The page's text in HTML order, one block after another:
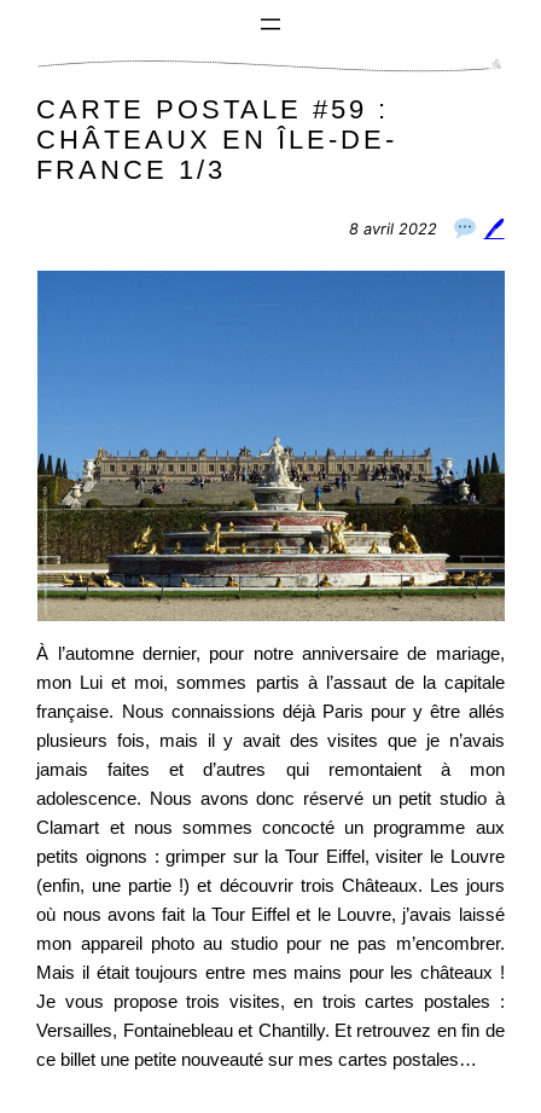
CARTE POSTALE #59 :
CHÂTEAUX EN ÎLE-DE-
FRANCE 1/3
8 avril 2022 🖊
À l’automne dernier, pour notre anniversaire de mariage,
mon Lui et moi, sommes partis à l’assaut de la capitale
française. Nous connaissions déjà Paris pour y être allés
plusieurs fois, mais il y avait des visites que je n’avais
jamais faites et d’autres qui remontaient à mon
adolescence. Nous avons donc réservé un petit studio à
Clamart et nous sommes concocté un programme aux
petits oignons : grimper sur la Tour Eiffel, visiter le Louvre
(enfin, une partie !) et découvrir trois Châteaux. Les jours
où nous avons fait la Tour Eiffel et le Louvre, j’avais laissé
mon appareil photo au studio pour ne pas m’encombrer.
Mais il était toujours entre mes mains pour les châteaux !
Je vous propose trois visites, en trois cartes postales :
Versailles, Fontainebleau et Chantilly. Et retrouvez en fin de
ce billet une petite nouveauté sur mes cartes postales…